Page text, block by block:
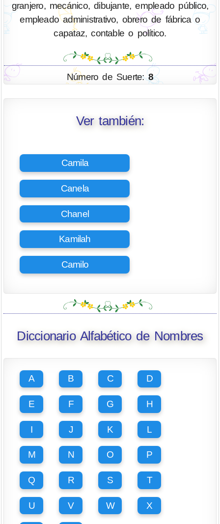
granjero, mecánico, dibujante, empleado público,
empleado administrativo, obrero de fábrica o
capataz, contable o político.
Número de Suerte:8
Ver también:
Camila
Canela
Chanel
Kamilah
Camilo
Diccionario Alfabético de Nombres
A B C D
E F G H
I J K L
M N O P
Q R S T
U V W X